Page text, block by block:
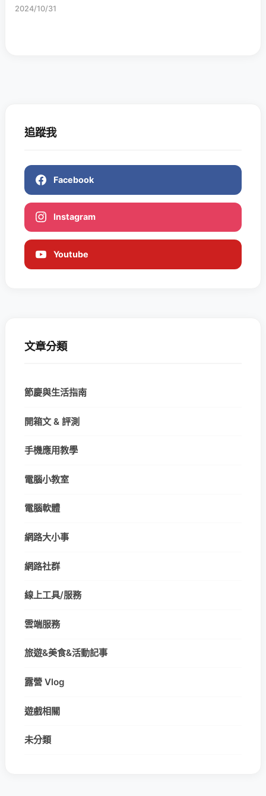
2024/10/31
追蹤我
Facebook
Instagram
Youtube
文章分類
節慶與生活指南
開箱文 & 評測
手機應用教學
電腦小教室
電腦軟體
網路大小事
網路社群
線上工具/服務
雲端服務
旅遊&美食&活動記事
露營 Vlog
遊戲相關
未分類